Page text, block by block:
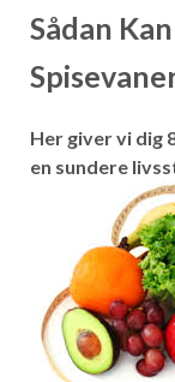
Sådan
Her giver vi dig
en sundere